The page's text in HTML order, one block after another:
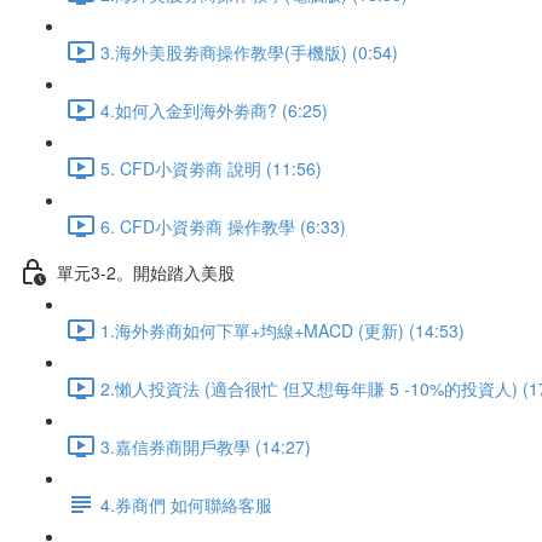
3.海外美股劵商操作教學(手機版) (0:54)
4.如何入金到海外劵商? (6:25)
5. CFD小資劵商 說明 (11:56)
6. CFD小資劵商 操作教學 (6:33)
單元3-2。開始踏入美股
1.海外券商如何下單+均線+MACD (更新) (14:53)
2.懶人投資法 (適合很忙 但又想每年賺 5 -10%的投資人)
3.嘉信券商開戶教學 (14:27)
4.券商們 如何聯絡客服